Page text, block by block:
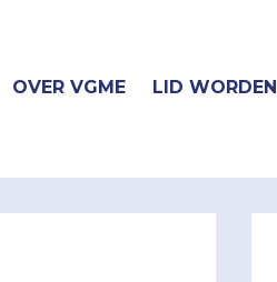
OVER VGME LID WORDEN